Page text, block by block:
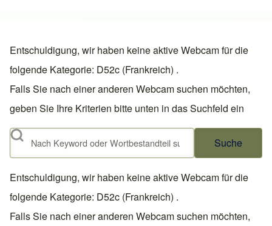
Entschuldigung, wir haben keine aktive Webcam für die
folgende Kategorie: D52c (Frankreich) .
Falls Sie nach einer anderen Webcam suchen möchten,
geben Sie Ihre Kriterien bitte unten in das Suchfeld ein
Suche
Entschuldigung, wir haben keine aktive Webcam für die
folgende Kategorie: D52c (Frankreich) .
Falls Sie nach einer anderen Webcam suchen möchten,